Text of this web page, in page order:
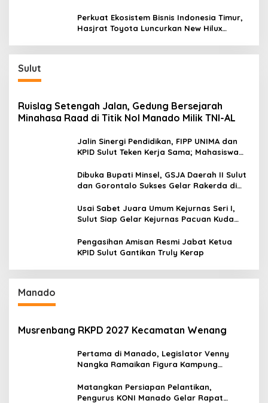
Kepulauan
Perkuat Ekosistem Bisnis Indonesia Timur,
Hasjrat Toyota Luncurkan New Hilux
Sulut
Ruislag Setengah Jalan, Gedung Bersejarah
Minahasa Raad di Titik Nol Manado Milik TNI-AL
Jalin Sinergi Pendidikan, FIPP UNIMA dan
KPID Sulut Teken Kerja Sama; Mahasiswa
Penyiaran
Dibuka Bupati Minsel, GSJA Daerah II Sulut
dan Gorontalo Sukses Gelar Rakerda di
Usai Sabet Juara Umum Kejurnas Seri I,
Sulut Siap Gelar Kejurnas Pacuan Kuda
Pengasihan Amisan Resmi Jabat Ketua
KPID Sulut Gantikan Truly Kerap
Manado
Musrenbang RKPD 2027 Kecamatan Wenang
Pertama di Manado, Legislator Venny
Nangka Ramaikan Figura Kampung
Matangkan Persiapan Pelantikan,
Pengurus KONI Manado Gelar Rapat